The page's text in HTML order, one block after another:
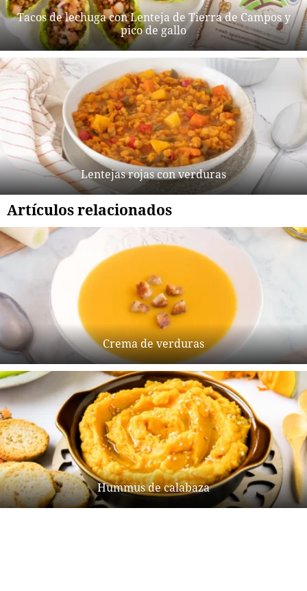
Tacos de lechuga con Lenteja de Tierra de Campos y
pico de gallo
Lentejas rojas con verduras
Artículos relacionados
Crema de verduras
Hummus de calabaza